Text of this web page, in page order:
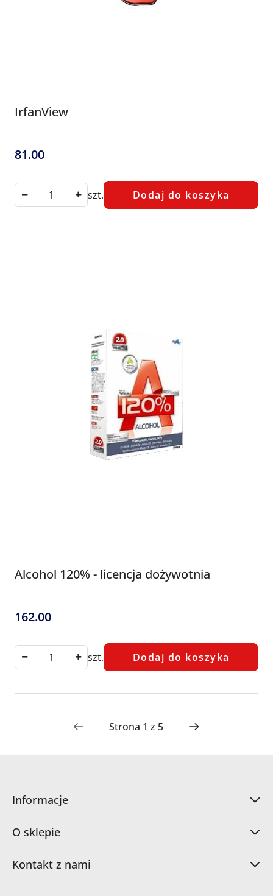
IrfanView
Cena:
81.00
szt. Dodaj do koszyka
Alcohol 120% - licencja dożywotnia
Cena:
162.00
szt. Dodaj do koszyka
Informacje
O sklepie
Kontakt z nami